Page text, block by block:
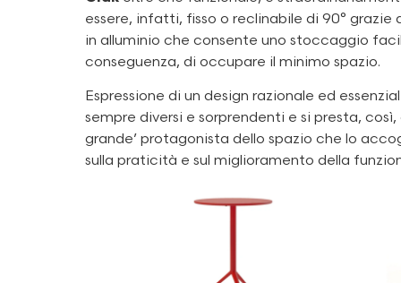
essere, infatti, fisso o reclinabile di 90° grazie
in alluminio che consente uno stoccaggio
conseguenza, di occupare il minimo spazio.
Espressione di un design razionale ed
sempre diversi e sorprendenti e si presta,
grande’ protagonista dello spazio che lo
sulla praticità e sul miglioramento della